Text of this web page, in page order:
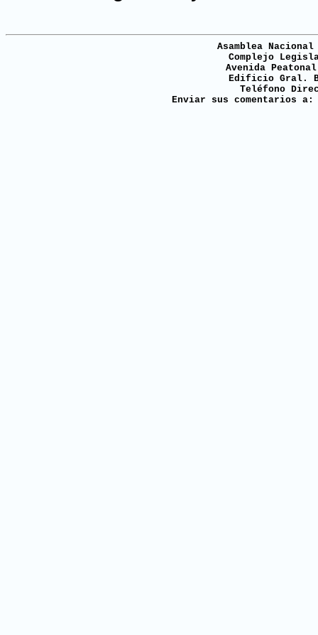
Asamblea
Complejo
Avenida
Edificio Gral.
Teléfono
Enviar sus comentarios